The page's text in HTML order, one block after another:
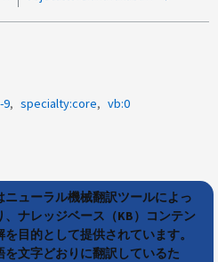
9 specialty:core vb:0
ニューラル機械翻訳ツールによっ
、ナレッジベース（KB）コンテン
目的として提供されています。
を文字どおりに翻訳しているた